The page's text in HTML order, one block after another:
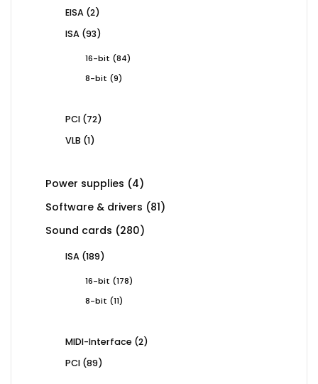
EISA 22
ISA 9393
16-bit 8484
8-bit
99
PCI 7272
VLB 11
Power supplies 44
products
Software & drivers 8181
Sound cards 280280
ISA 189189
16-bit 178178
8-bit
1111
MIDI-Interface 22
PCI 8989